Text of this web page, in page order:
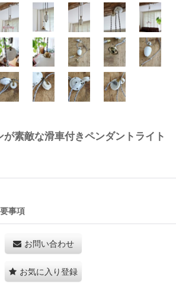
素敵な滑車付きペンダントライト
事項
お問い合わせ
お気に入り登録